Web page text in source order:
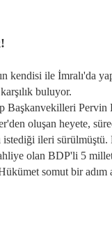
kendisi ile İmralı'da
buluyor.
Başkanvekilleri
oluşan heyete,
istediği ileri
olan BDP'li 5
somut bir